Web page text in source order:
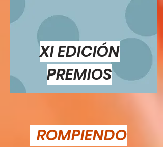
XI EDICIÓN
PREMIOS
ROMPIENDO